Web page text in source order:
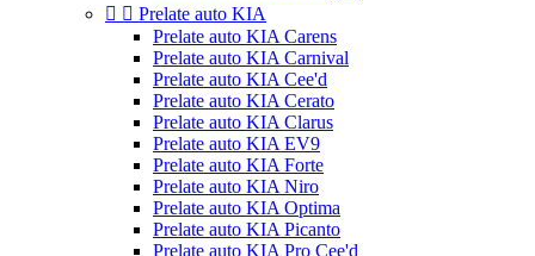
  Prelate auto KIA
Prelate auto KIA Carens
Prelate auto KIA Carnival
Prelate auto KIA Cee'd
Prelate auto KIA Cerato
Prelate auto KIA Clarus
Prelate auto KIA EV9
Prelate auto KIA Forte
Prelate auto KIA Niro
Prelate auto KIA Optima
Prelate auto KIA Picanto
Prelate auto KIA Pro Cee'd